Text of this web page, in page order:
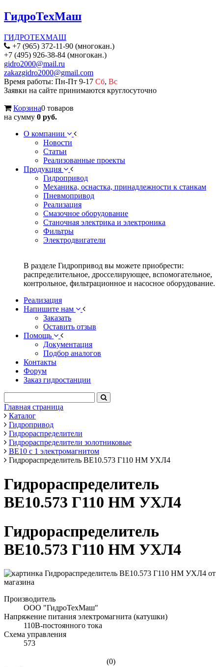
ГидроТехМаш
ГИДРОТЕХМАШ
+7 (965) 372-11-90 (многокан.)
+7 (495) 926-38-84 (многокан.)
gidro2000@mail.ru
zakazgidro2000@gmail.com
Время работы: Пн-Пт 9-17 Сб, Вс
Заявки на сайте принимаются круглосуточно
Корзина0 товаров
на сумму 0 руб.
О компании
Новости
Статьи
Реализованные проекты
Продукция
Гидропривод
Механика, оснастка, принадлежности к станкам
Пневмопривод
Реализация
Смазочное оборудование
Станочная электрика и электроника
Фильтры
Электродвигатели
В разделе Гидропривод вы можете приобрести:
распределительное, дросселирующее, вспомогательное,
контрольное, фильтрационное и насосное оборудование.
Реализация
Напишите нам
Заказать
Оставить отзыв
Помощь
Документация
Подбор аналогов
Контакты
Форум
Заказ гидростанции
Главная страница
Каталог
Гидропривод
Гидрораспределители
Гидрораспределители золотниковые
ВЕ10 с 1 электромагнитом
Гидрораспределитель ВЕ10.573 Г110 НМ УХЛ4
Гидрораспределитель
ВЕ10.573 Г110 НМ УХЛ4
Гидрораспределитель
ВЕ10.573 Г110 НМ УХЛ4
Производитель
ООО "ГидроТехМаш"
Напряжение питания электромагнита (катушки)
110В-постоянного тока
Схема управления
573
(0)